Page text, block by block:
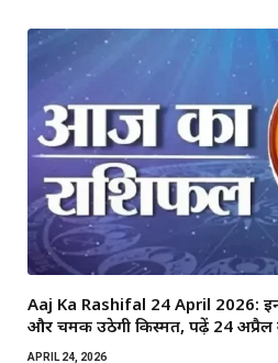
Aaj Ka Rashifal 24 April 2026:
और चमक उठेगी किस्मत, पढ़ें 24 अप्रैल
APRIL 24, 2026